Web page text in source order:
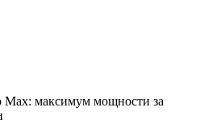
Max: максимум мощности за